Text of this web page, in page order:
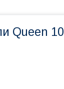
Queen